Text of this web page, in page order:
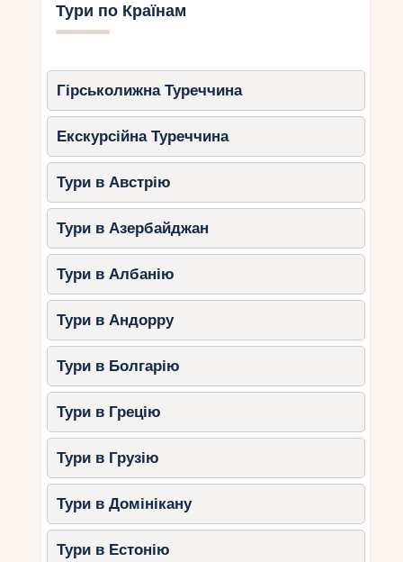
Тури по Країнам
Гірськолижна Туреччина
Екскурсійна Туреччина
Тури в Австрію
Тури в Азербайджан
Тури в Албанію
Тури в Андорру
Тури в Болгарію
Тури в Грецію
Тури в Грузію
Тури в Домінікану
Тури в Естонію